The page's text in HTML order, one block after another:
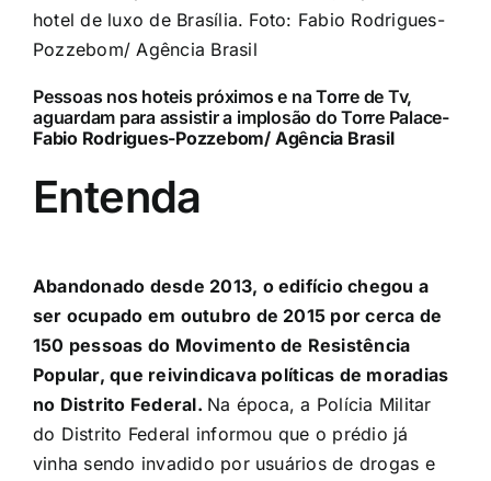
Pessoas nos hoteis próximos e na Torre de Tv,
aguardam para assistir a implosão do Torre Palace-
Fabio Rodrigues-Pozzebom/ Agência Brasil
Entenda
Abandonado desde 2013, o edifício chegou a
ser ocupado em outubro de 2015 por cerca de
150 pessoas do Movimento de Resistência
Popular, que reivindicava políticas de moradias
no Distrito Federal. Na época, a Polícia Militar
do Distrito Federal informou que o prédio já
vinha sendo invadido por usuários de drogas e